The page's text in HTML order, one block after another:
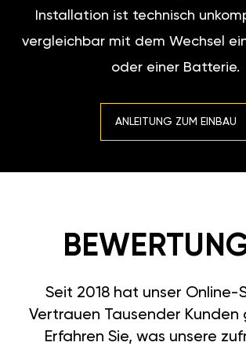
Installation ist technisch
vergleichbar mit dem Wechsel
oder einer Batterie.
ANLEITUNG ZUM EINBAU
Seit 2018 hat unser Online-
Vertrauen Tausender Kunden
Erfahren Sie, was unsere